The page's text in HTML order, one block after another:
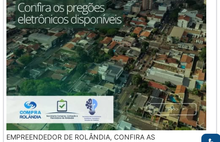
EMPREENDEDOR DE ROLÂNDIA, CONFIRA AS